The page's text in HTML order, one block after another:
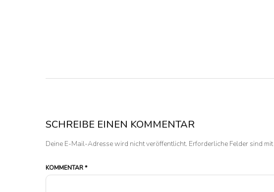
SCHREIBE EINEN KOMMENTAR
Deine E-Mail-Adresse wird nicht veröffentlicht. Erforderliche Felder sind mit
KOMMENTAR*